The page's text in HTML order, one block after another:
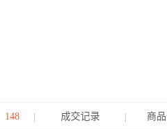
148 成交记录 商